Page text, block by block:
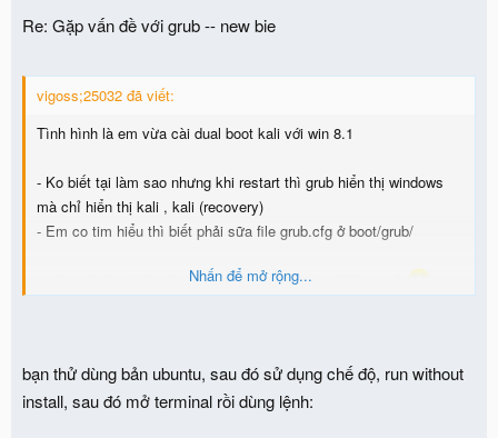
Re: Gặp vấn đề với grub -- new bie
vigoss;25032 đã viết:
Tình hình là em vừa cài dual boot kali với win 8.1
- Ko biết tại làm sao nhưng khi restart thì grub hiển thị windows
mà chỉ hiển thị kali , kali (recovery)
- Em co tim hiểu thì biết phải sữa file grub.cfg ở boot/grub/
- các anh nào rành có thể hướng dẫn em được không ạ ?
Nhấn để mở rộng...
bạn thử dùng bản ubuntu, sau đó sử dụng chế độ, run without
install, sau đó mở terminal rồi dùng lệnh: